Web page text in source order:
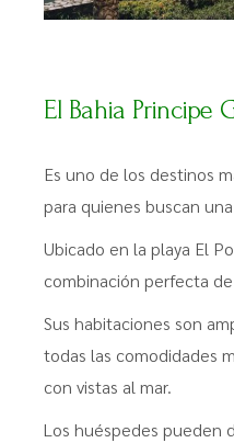
El Bahia Principe
Es uno de los destinos
para quienes buscan
Ubicado en la playa El
combinación perfecta
Sus habitaciones son
todas las comodidades
con vistas al mar.
Los huéspedes pueden